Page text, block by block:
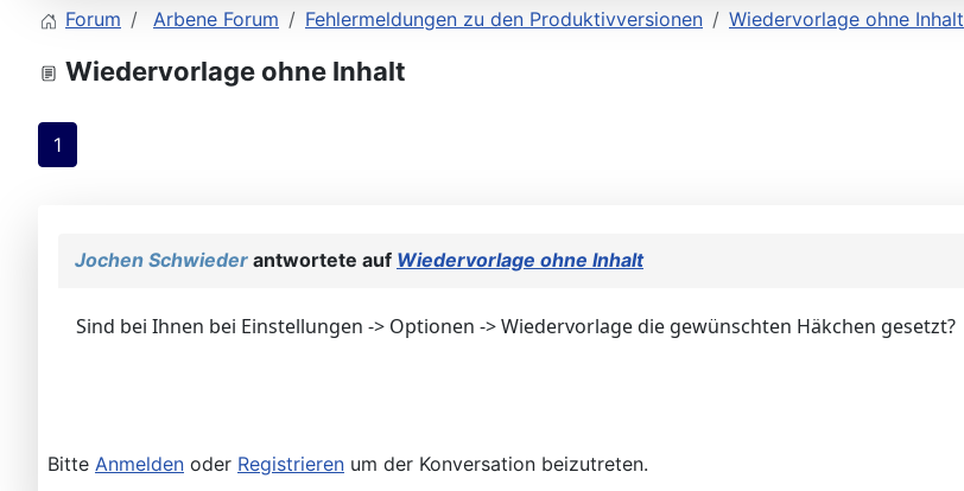
Forum Arbene Forum Fehlermeldungen zu den Produktivversionen Wiedervorlage ohne Inhalt
Wiedervorlage ohne Inhalt
1
Jochen Schwieder antwortete auf Wiedervorlage ohne Inhalt
Sind bei Ihnen bei Einstellungen -> Optionen -> Wiedervorlage die gewünschten Häkchen gesetzt?
Bitte Anmelden oder Registrieren um der Konversation beizutreten.